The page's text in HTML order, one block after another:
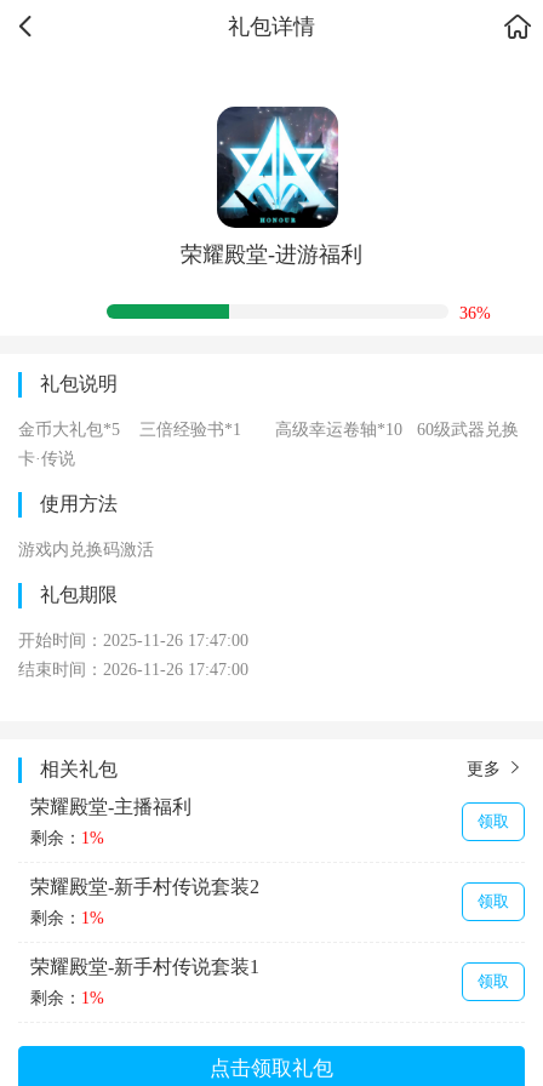
礼包详情
荣耀殿堂-进游福利
36%
点击领取礼包
礼包说明
金币大礼包*5 三倍经验书*1 高级幸运卷轴*10 60级武器兑换
卡·传说
使用方法
游戏内兑换码激活
礼包期限
开始时间：2025-11-26 17:47:00
结束时间：2026-11-26 17:47:00
相关礼包 更多
荣耀殿堂-主播福利
剩余： 1%
领取
荣耀殿堂-新手村传说套装2
剩余： 1%
领取
荣耀殿堂-新手村传说套装1
剩余： 1%
领取
荣耀殿堂-经验直升